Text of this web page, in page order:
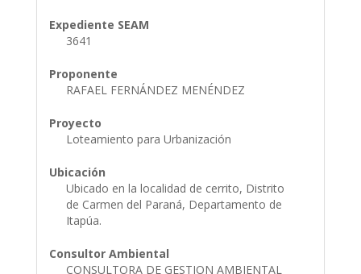
Expediente SEAM
3641
Proponente
RAFAEL FERNÁNDEZ MENÉNDEZ
Proyecto
Loteamiento para Urbanización
Ubicación
Ubicado en la localidad de cerrito, Distrito
de Carmen del Paraná, Departamento de
Itapúa.
Consultor Ambiental
CONSULTORA DE GESTION AMBIENTAL